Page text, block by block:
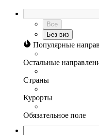
Все
Без виз
Популярные
Остальные
Страны
Курорты
Обязательное поле